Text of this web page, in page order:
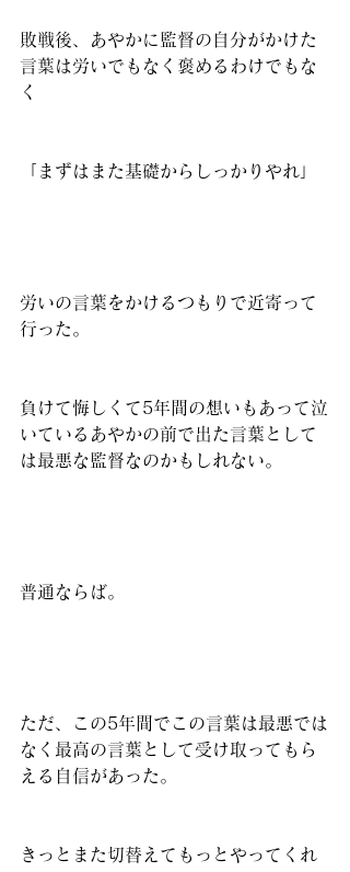
敗戦後、あやかに監督の自分がかけた
言葉は労いでもなく褒めるわけでもな
く
「まずはまた基礎からしっかりやれ」
労いの言葉をかけるつもりで近寄って
行った。
負けて悔しくて5年間の想いもあって泣
いているあやかの前で出た言葉として
は最悪な監督なのかもしれない。
普通ならば。
ただ、この5年間でこの言葉は最悪では
なく最高の言葉として受け取ってもら
える自信があった。
きっとまた切替えてもっとやってくれ